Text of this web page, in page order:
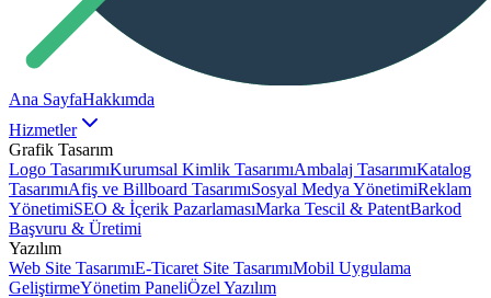
Ana SayfaHakkımda
Hizmetler
Grafik Tasarım
Logo TasarımıKurumsal Kimlik TasarımıAmbalaj TasarımıKatalog
TasarımıAfiş ve Billboard TasarımıSosyal Medya YönetimiReklam
YönetimiSEO & İçerik PazarlamasıMarka Tescil & PatentBarkod
Başvuru & Üretimi
Yazılım
Web Site TasarımıE-Ticaret Site TasarımıMobil Uygulama
GeliştirmeYönetim PaneliÖzel Yazılım